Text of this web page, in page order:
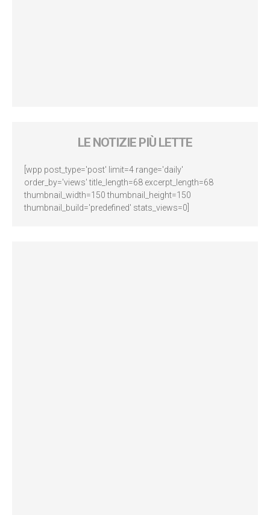
LE NOTIZIE PIÙ LETTE
[wpp post_type='post' limit=4 range='daily'
order_by='views' title_length=68 excerpt_length=68
thumbnail_width=150 thumbnail_height=150
thumbnail_build='predefined' stats_views=0]